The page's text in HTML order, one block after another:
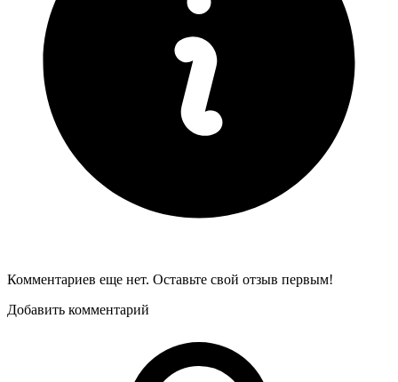
Комментариев еще нет. Оставьте свой отзыв первым!
Добавить комментарий